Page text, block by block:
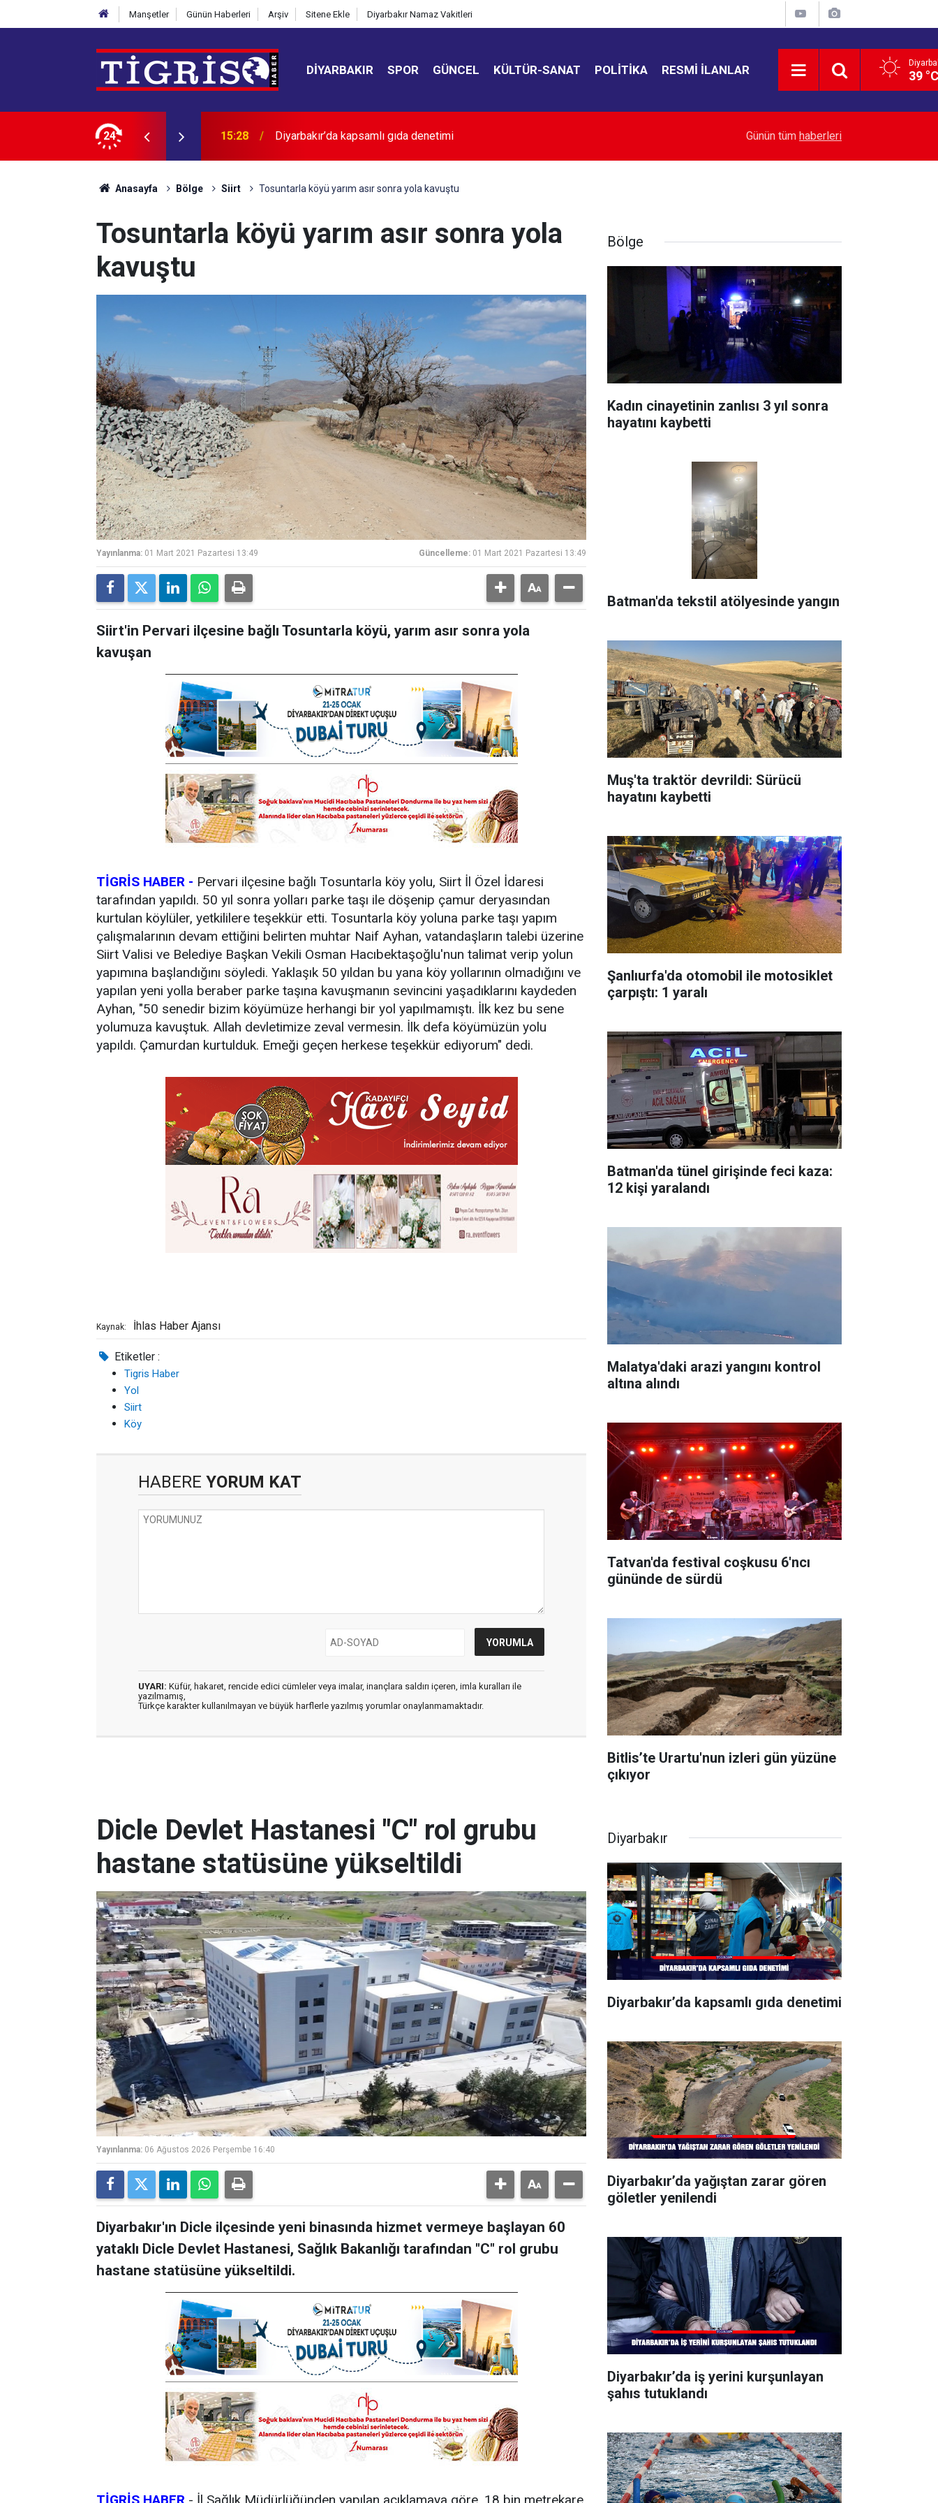
Manşetler Günün Haberleri Arşiv Sitene Ekle Diyarbakır Namaz Vakitleri
DIYARBAKIR SPOR GÜNCEL KÜLTÜR-SANAT POLITIKA RESMI İLANLAR 39
24 15:08 Diyarbakır’da yağıştan zarar gören göletler yenilendi Diyarbakır’da iş yerini kurşunlayan şahıs
Günün tüm haberleri
Anasayfa Bölge Siirt Tosuntarla köyü yarım asır sonra yola kavuştu
Tosuntarla köyü yarım asır sonra yola
kavuştu
Yayınlanma: 01 Mart 2021 Pazartesi 13:49 Güncelleme: 01 Mart 2021 Pazartesi 13:49
Siirt'in Pervari ilçesine bağlı Tosuntarla köyü, yarım asır sonra yola
kavuşan
TİGRİS HABER - Pervari ilçesine bağlı Tosuntarla köy yolu, Siirt İl Özel İdaresi
tarafından yapıldı. 50 yıl sonra yolları parke taşı ile döşenip çamur deryasından
kurtulan köylüler, yetkililere teşekkür etti. Tosuntarla köy yoluna parke taşı yapım
çalışmalarının devam ettiğini belirten muhtar Naif Ayhan, vatandaşların talebi üzerine
Siirt Valisi ve Belediye Başkan Vekili Osman Hacıbektaşoğlu'nun talimat verip yolun
yapımına başlandığını söyledi. Yaklaşık 50 yıldan bu yana köy yollarının olmadığını ve
yapılan yeni yolla beraber parke taşına kavuşmanın sevincini yaşadıklarını kaydeden
Ayhan, "50 senedir bizim köyümüze herhangi bir yol yapılmamıştı. İlk kez bu sene
yolumuza kavuştuk. Allah devletimize zeval vermesin. İlk defa köyümüzün yolu
yapıldı. Çamurdan kurtulduk. Emeği geçen herkese teşekkür ediyorum" dedi.
Kaynak: İhlas Haber Ajansı
Etiketler :
Tigris Haber
Yol
Siirt
Köy
HABERE YORUM KAT
UYARI: Küfür, hakaret, rencide edici cümleler veya imalar, inançlara saldırı içeren, imla kuralları ile
yazılmamış,
Türkçe karakter kullanılmayan ve büyük harflerle yazılmış yorumlar onaylanmamaktadır.
Bölge
Kadın cinayetinin zanlısı 3 yıl sonra
hayatını kaybetti
Batman'da tekstil atölyesinde yangın
Muş'ta traktör devrildi: Sürücü
hayatını kaybetti
Şanlıurfa'da otomobil ile motosiklet
çarpıştı: 1 yaralı
Batman'da tünel girişinde feci kaza:
12 kişi yaralandı
Malatya'daki arazi yangını kontrol
altına alındı
Tatvan'da festival coşkusu 6'ncı
gününde de sürdü
Bitlis’te Urartu'nun izleri gün yüzüne
çıkıyor
Dicle Devlet Hastanesi "C" rol grubu
hastane statüsüne yükseltildi
Yayınlanma: 06 Ağustos 2026 Perşembe 16:40
Diyarbakır'ın Dicle ilçesinde yeni binasında hizmet vermeye başlayan 60
yataklı Dicle Devlet Hastanesi, Sağlık Bakanlığı tarafından "C" rol grubu
hastane statüsüne yükseltildi.
TİGRİS HABER - İl Sağlık Müdürlüğünden yapılan açıklamaya göre, 18 bin metrekare
Diyarbakır
Diyarbakır’da kapsamlı gıda denetimi
Diyarbakır’da yağıştan zarar gören
göletler yenilendi
Diyarbakır’da iş yerini kurşunlayan
şahıs tutuklandı